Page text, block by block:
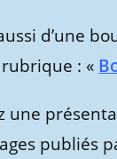
d’une
: «
une
publiés